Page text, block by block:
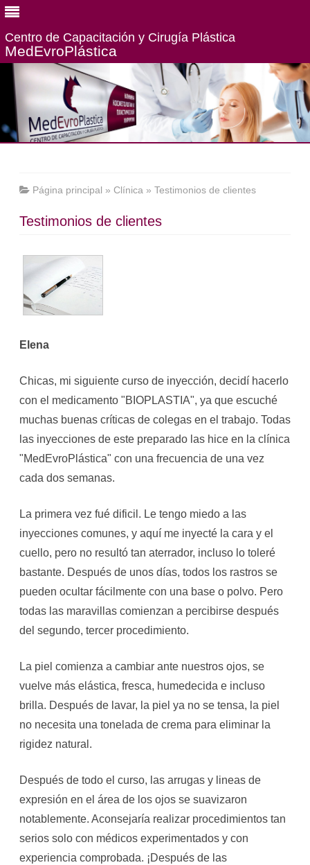
Centro de Capacitación y Cirugía Plástica
MedEvroPlástiсa
Página principal » Clínica » Testimonios de clientes
Testimonios de clientes
Elena
Chicas, mi siguiente curso de inyección, decidí hacerlo
con el medicamento "BIOPLASTIA", ya que escuché
muchas buenas críticas de colegas en el trabajo. Todas
las inyecciones de este preparado las hice en la clínica
"MedEvroPlástica" con una frecuencia de una vez
cada dos semanas.
La primera vez fué dificil. Le tengo miedo a las
inyecciones comunes, y aquí me inyecté la cara y el
cuello, pero no resultó tan aterrador, incluso lo toleré
bastante. Después de unos días, todos los rastros se
pueden ocultar fácilmente con una base o polvo. Pero
todas las maravillas comienzan a percibirse después
del segundo, tercer procedimiento.
La piel comienza a cambiar ante nuestros ojos, se
vuelve más elástica, fresca, humedecida e incluso
brilla. Después de lavar, la piel ya no se tensa, la piel
no necesita una tonelada de crema para eliminar la
rigidez natural.
Después de todo el curso, las arrugas y lineas de
expresión en el área de los ojos se suavizaron
notablemente. Aconsejaría realizar procedimientos tan
serios solo con médicos experimentados y con
experiencia comprobada. ¡Después de las